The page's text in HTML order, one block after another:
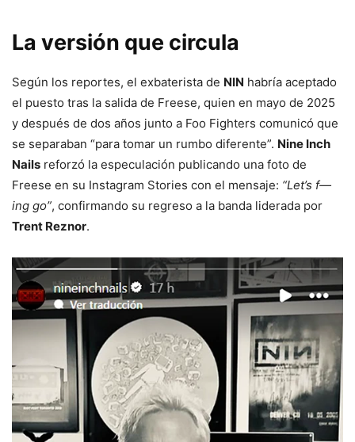
La versión que circula
Según los reportes, el exbaterista de NIN habría aceptado
el puesto tras la salida de Freese, quien en mayo de 2025
y después de dos años junto a Foo Fighters comunicó que
se separaban “para tomar un rumbo diferente”. Nine Inch
Nails reforzó la especulación publicando una foto de
Freese en su Instagram Stories con el mensaje: “Let’s f—
ing go”, confirmando su regreso a la banda liderada por
Trent Reznor.